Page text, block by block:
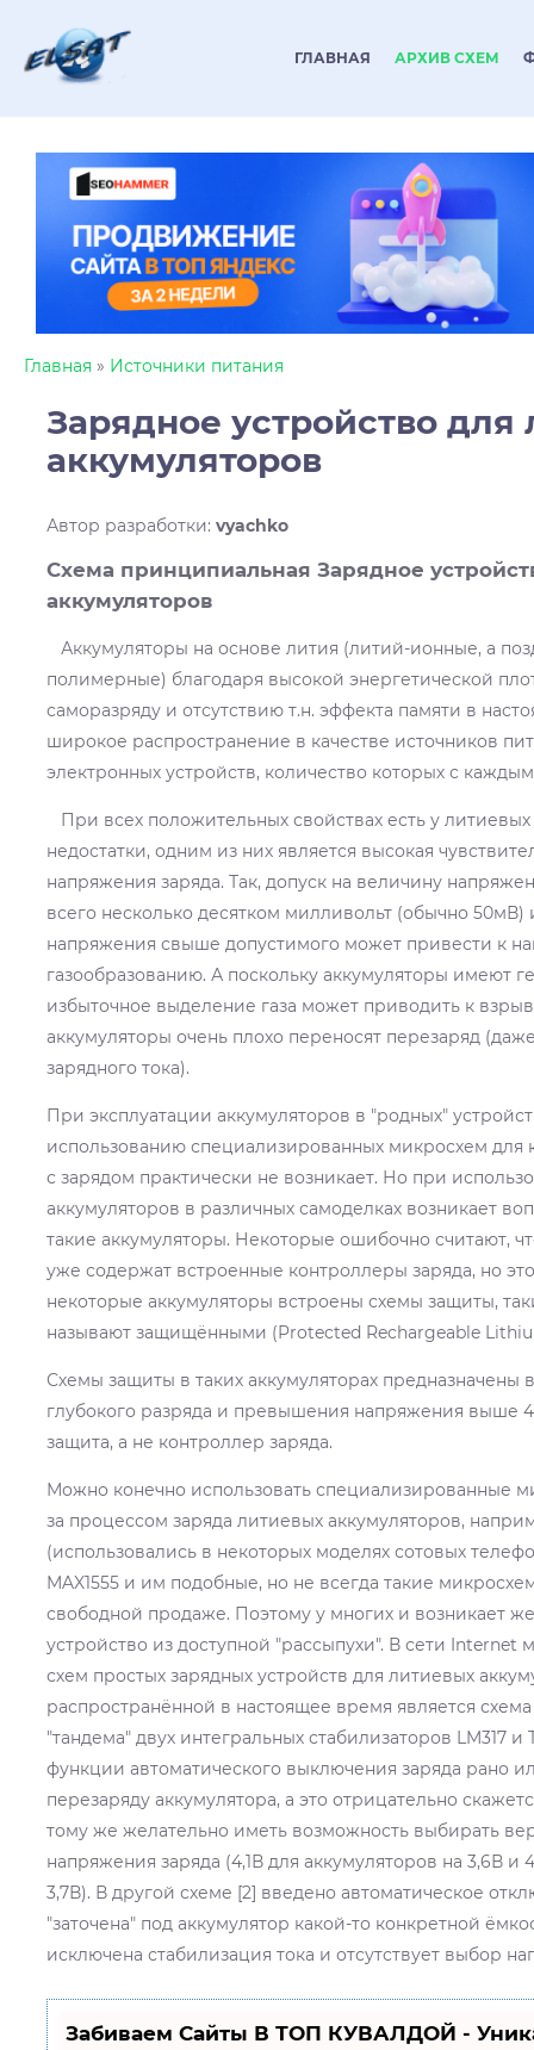
ГЛАВНАЯ АРХИВ СХЕМ
Главная » Источники питания
Зарядное устройство для
аккумуляторов
Автор разработки: vyachko
Схема принципиальная Зарядное
аккумуляторов
Аккумуляторы на основе лития (литий-ионные, а
полимерные) благодаря высокой энергетической
саморазряду и отсутствию т.н. эффекта памяти в
широкое распространение в качестве источников
электронных устройств, количество которых с
При всех положительных свойствах есть у
недостатки, одним из них является высокая
напряжения заряда. Так, допуск на величину
всего несколько десятком милливольт (обычно
напряжения свыше допустимого может привести к
газообразованию. А поскольку аккумуляторы имеют
избыточное выделение газа может приводить к
аккумуляторы очень плохо переносят перезаряд
зарядного тока).
При эксплуатации аккумуляторов в "родных"
использованию специализированных микросхем для
с зарядом практически не возникает. Но при
аккумуляторов в различных самоделках возникает
такие аккумуляторы. Некоторые ошибочно считают,
уже содержат встроенные контроллеры заряда, но
некоторые аккумуляторы встроены схемы защиты,
называют защищёнными (Protected Rechargeable
Схемы защиты в таких аккумуляторах предназначены
глубокого разряда и превышения напряжения выше
защита, а не контроллер заряда.
Можно конечно использовать специализированные
за процессом заряда литиевых аккумуляторов,
(использовались в некоторых моделях сотовых
MAX1555 и им подобные, но не всегда такие
свободной продаже. Поэтому у многих и возникает
устройство из доступной "рассыпухи". В сети Internet
схем простых зарядных устройств для литиевых
распространённой в настоящее время является
"тандема" двух интегральных стабилизаторов LM317 и
функции автоматического выключения заряда рано
перезаряду аккумулятора, а это отрицательно
тому же желательно иметь возможность выбирать
напряжения заряда (4,1В для аккумуляторов на 3,6В и
3,7В). В другой схеме [2] введено автоматическое
"заточена" под аккумулятор какой-то конкретной
исключена стабилизация тока и отсутствует выбор
Забиваем Сайты В ТОП КУВАЛДОЙ -